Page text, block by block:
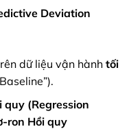
Deviation
dữ liệu vận hànhtối
quy (Regression
ron Hồi quy